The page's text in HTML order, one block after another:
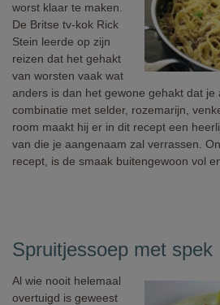
worst klaar te maken.
De Britse tv-kok Rick
Stein leerde op zijn
reizen dat het gehakt
van worsten vaak wat
anders is dan het gewone gehakt dat je
combinatie met selder, rozemarijn,
room maakt hij er in dit recept een
van die je aangenaam zal verrassen.
recept, is de smaak buitengewoon vol
Spruitjessoep met spek
Al wie nooit helemaal
overtuigd is geweest